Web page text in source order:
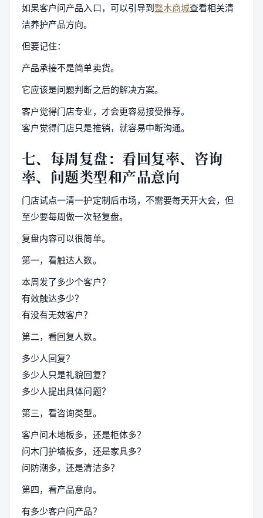
如果客户问产品入口，可以引导到整木商城查看相关清
洁养护产品方向。
但要记住：
产品承接不是简单卖货。
它应该是问题判断之后的解决方案。
客户觉得门店专业，才会更容易接受推荐。
客户觉得门店只是推销，就容易中断沟通。
七、每周复盘：看回复率、咨询
率、问题类型和产品意向
门店试点一清一护定制后市场，不需要每天开大会，但
至少要每周做一次轻复盘。
复盘内容可以很简单。
第一，看触达人数。
本周发了多少个客户？
有效触达多少？
有没有无效客户？
第二，看回复人数。
多少人回复？
多少人只是礼貌回复？
多少人提出具体问题？
第三，看咨询类型。
客户问木地板多，还是柜体多？
问木门护墙板多，还是家具多？
问防潮多，还是清洁多？
第四，看产品意向。
有多少客户问产品？